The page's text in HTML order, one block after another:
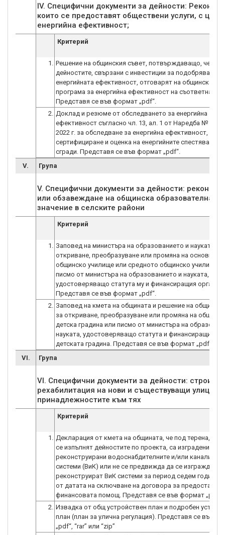
IV. Специфични документи за дейности:
които се предоставят обществени услуги, с цел
Критерий
1. Решение на общинския съвет, потвърждаващо, че
дейностите, свързани с инвестиции за
енергийната ефективност, отговарят на общинската
програма за енергийна ефективност на съответната
Представя се във формат „pdf“.
2. Доклад и резюме от обследването за енергийна
ефективност съгласно чл. 13, ал. 1 от Наредба № Е-
2022 г. за обследване за енергийна ефективност,
сертифициране и оценка на енергийните спестявания
сгради. Представя се във формат „pdf“.
V.
Група
V. Специфични документи за дейности:
или обзавеждане на общинска образователна
Критерий
1. Заповед на министъра на образованието и науката за
откриване, преобразуване или промяна на основното
общинско училище или средното общинско училище
писмо от министъра на образованието и науката,
удостоверяващо статута му и финансиращия орган.
Представя се във формат „pdf“.
2. Заповед на кмета на общината и решение на
за откриване, преобразуване или промяна на
детска градина или писмо от министъра на
науката, удостоверяващо статута и финансиращия
детската градина. Представя се във формат „pdf“.
VI.
Група
VI. Специфични документи за дейности:
рехабилитация на нови и съществуващи улици
Критерий
1. Декларация от кмета на общината, че под терена, в
се изпълнят дейностите по проекта, са изградени или
реконструирани водоснабдителните и/или
системи (ВиК) или не се предвижда да се изграждат
реконструират ВиК системи за период седем години
от датата на сключване на договора за
финансовата помощ. Представя се във формат „pdf“.
2. Извадка от общ устройствен план и подробен
план (план за улична регулация). Представя се във
„pdf“, “rar” или “zip”